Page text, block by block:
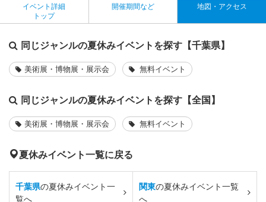
イベント詳細
トップ
開催期間など 地図・アクセス
同じジャンルの夏休みイベントを探す【千葉県】
美術展・博物展・展示会 無料イベント
同じジャンルの夏休みイベントを探す【全国】
美術展・博物展・展示会 無料イベント
夏休みイベント一覧に戻る
千葉県の夏休みイベント一
覧へ
関東の夏休みイベント一覧
へ